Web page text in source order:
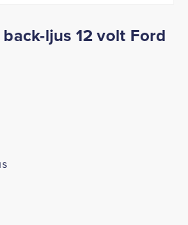
ljus 12 volt Ford